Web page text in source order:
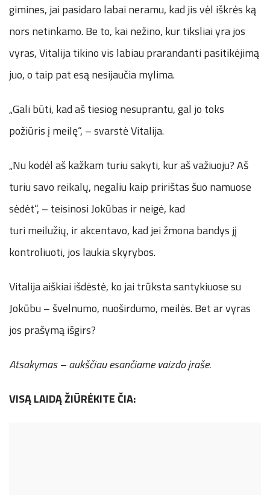
gimines, jai pasidaro labai neramu, kad jis vėl iškrės ką
nors netinkamo. Be to, kai nežino, kur tiksliai yra jos
vyras, Vitalija tikino vis labiau prarandanti pasitikėjimą
juo, o taip pat esą nesijaučia mylima.
„Gali būti, kad aš tiesiog nesuprantu, gal jo toks
požiūris į meilę“, – svarstė Vitalija.
„Nu kodėl aš kažkam turiu sakyti, kur aš važiuoju? Aš
turiu savo reikalų, negaliu kaip pririštas šuo namuose
sėdėt“, – teisinosi Jokūbas ir neigė, kad
turi meilužių, ir akcentavo, kad jei žmona bandys jį
kontroliuoti, jos laukia skyrybos.
Vitalija aiškiai išdėstė, ko jai trūksta santykiuose su
Jokūbu – švelnumo, nuoširdumo, meilės. Bet ar vyras
jos prašymą išgirs?
Atsakymas – aukščiau esančiame vaizdo įraše.
VISĄ LAIDĄ ŽIŪRĖKITE ČIA: